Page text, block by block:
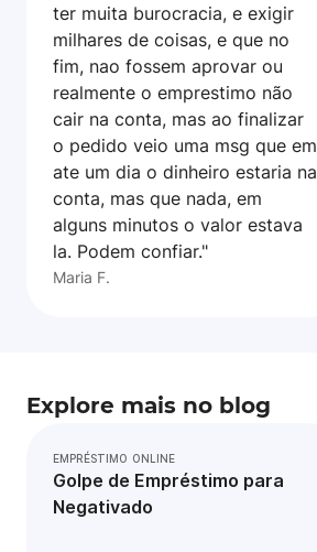
ter muita burocracia, e exigir
milhares de coisas, e que no
fim, nao fossem aprovar ou
realmente o emprestimo não
cair na conta, mas ao finalizar
o pedido veio uma msg que em
ate um dia o dinheiro estaria na
conta, mas que nada, em
alguns minutos o valor estava
la. Podem confiar."
Maria F.
Explore mais no blog
EMPRÉSTIMO ONLINE
Golpe de Empréstimo para
Negativado